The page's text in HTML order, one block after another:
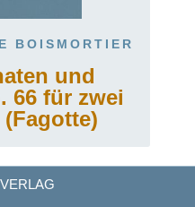
BOISMORTIER
und
66 für zwei